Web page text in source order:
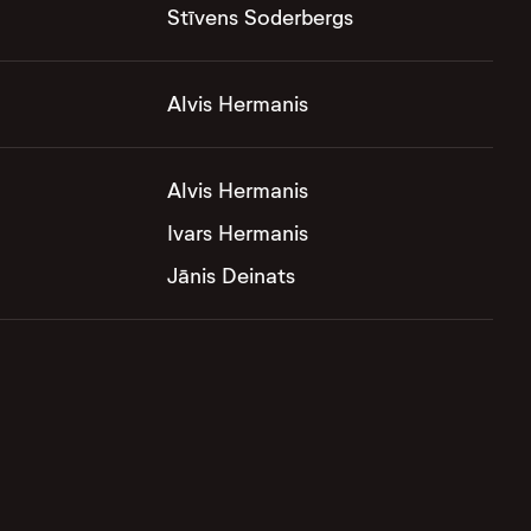
Stīvens Soderbergs
Alvis Hermanis
Alvis Hermanis
Ivars Hermanis
Jānis Deinats